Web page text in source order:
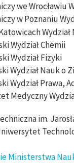
we Wrocławiu
w Poznaniu
Wydział
Wydział Chemii
Wydział Fizyki
Wydział Nauk o
Wydział Prawa,
Medyczny
im.
Ministerstwa